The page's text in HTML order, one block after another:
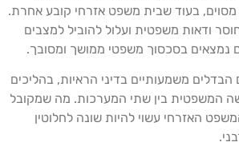
מסוים, בעוד שבית משפט אזרחי קובע אחרת.
ודאות משפטית ועלול להוביל למצבים
נמצאים בסכסוך משפטי ממושך ומסובך.
הבדלים משמעותיים בדיני הראיות, בהליכים
המשפטית בין שתי המערכות. מה שמקובל
האזרחי עשוי להיות שונה לחלוטין